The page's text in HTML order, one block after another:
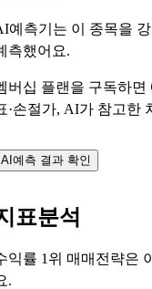
예측기는 이 종목을
측했어요.
버십 플랜을 구독하
·손절가, AI가 참고한
AI예측 결과 확인
표분석
익률 1위 매매전략은
.